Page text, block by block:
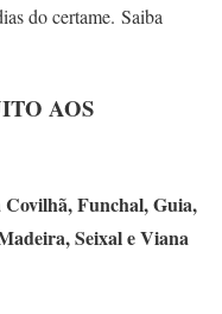
do certame. Saiba
AOS
Funchal, Guia,
Seixal e Viana